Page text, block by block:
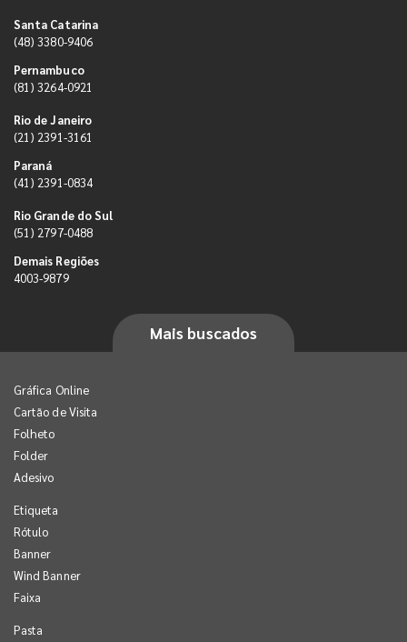
Santa Catarina
(48) 3380-9406
Pernambuco
(81) 3264-0921
Rio de Janeiro
(21) 2391-3161
Paraná
(41) 2391-0834
Rio Grande do Sul
(51) 2797-0488
Demais Regiões
4003-9879
Mais buscados
Gráfica Online
Cartão de Visita
Folheto
Folder
Adesivo
Etiqueta
Rótulo
Banner
Wind Banner
Faixa
Pasta